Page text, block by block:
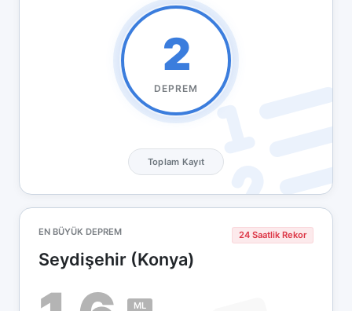
2
DEPREM
Toplam Kayıt
EN BÜYÜK DEPREM
Seydişehir (Konya)
24 Saatlik Rekor
ML